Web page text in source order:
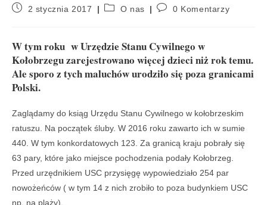
2 stycznia 2017 O nas 0 Komentarzy
W tym roku w Urzędzie Stanu Cywilnego w
Kołobrzegu zarejestrowano więcej dzieci niż rok temu.
Ale sporo z tych maluchów urodziło się poza granicami
Polski.
Zaglądamy do ksiąg Urzędu Stanu Cywilnego w kołobrzeskim
ratuszu. Na początek śluby. W 2016 roku zawarto ich w sumie
440. W tym konkordatowych 123. Za granicą kraju pobrały się
63 pary, które jako miejsce pochodzenia podały Kołobrzeg.
Przed urzędnikiem USC przysięgę wypowiedziało 254 par
nowożeńców ( w tym 14 z nich zrobiło to poza budynkiem USC
np. na plaży).